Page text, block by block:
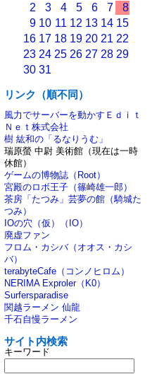
2
3 4 5 6 7
8
9 10 11 12 13 14 15
16 17 18 19 20 21 22
23 24 25 26 27 28 29
30 31
リンク（順不同）
風力でサーバーを動かすＥｄｉｔ
Ｎｅｔ株式会社
樹 紘和の「るなりうむ」
瑞原螢 中尉 美術館（現在は一時
休館）
ゲームの博物誌（Root）
宮殿のロボ王子（篠崎雄一郎）
茶房「たつみ」芸夢の館（騎城た
つみ）
IOの穴（仮）（IO）
廃虚ファン
フロム・カシバ（オオス・カシ
バ）
terabyteCafe（コンノヒロム）
NERIMA Exproler（K0）
Surfersparadise
関越ラーメン 仙龍
千石自慢ラーメン
サイト内検索
キーワード